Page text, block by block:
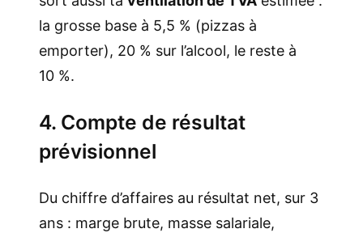
la grosse base à 5,5 % (pizzas à
emporter), 20 % sur l’alcool, le reste à
10 %.
4. Compte de résultat
prévisionnel
Du chiffre d’affaires au résultat net, sur 3
ans : marge brute, masse salariale,